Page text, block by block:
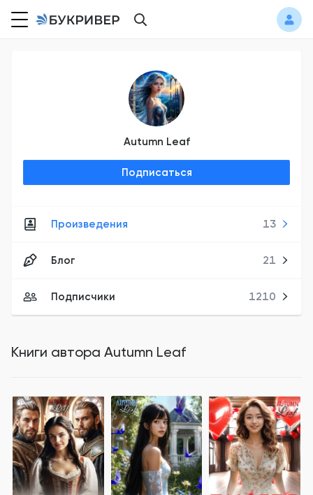
Autumn Leaf
Подписаться
Произведения 13
Блог 21
Подписчики 1210
Книги автора Autumn Leaf